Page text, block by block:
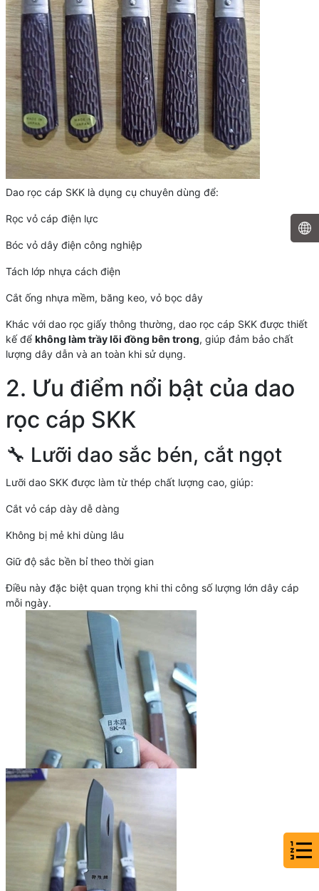
Dao rọc cáp SKK là dụng cụ chuyên dùng để:
Rọc vỏ cáp điện lực
Bóc vỏ dây điện công nghiệp
Tách lớp nhựa cách điện
Cắt ống nhựa mềm, băng keo, vỏ bọc dây
Khác với dao rọc giấy thông thường, dao rọc cáp SKK được thiết
kế để không làm trầy lõi đồng bên trong, giúp đảm bảo chất
lượng dây dẫn và an toàn khi sử dụng.
2. Ưu điểm nổi bật của dao
rọc cáp SKK
🔧 Lưỡi dao sắc bén, cắt ngọt
Lưỡi dao SKK được làm từ thép chất lượng cao, giúp:
Cắt vỏ cáp dày dễ dàng
Không bị mẻ khi dùng lâu
Giữ độ sắc bền bỉ theo thời gian
Điều này đặc biệt quan trọng khi thi công số lượng lớn dây cáp
mỗi ngày.